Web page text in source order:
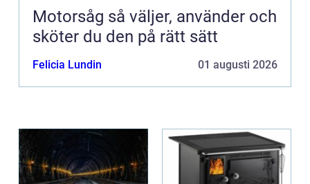
Motorsåg så väljer, använder och
sköter du den på rätt sätt
Felicia Lundin 01 augusti 2026